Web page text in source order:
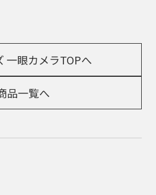
一眼カメラTOPへ
品一覧へ